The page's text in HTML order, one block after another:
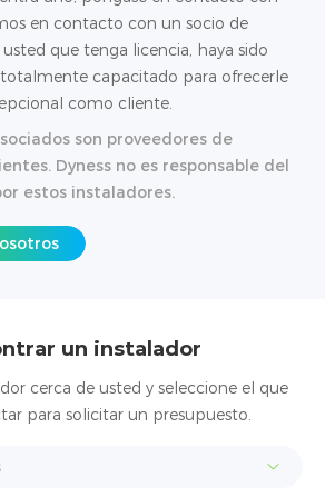
en contacto con un socio de
que tenga licencia, haya sido
capacitado para ofrecerle
como cliente.
son proveedores de
Dyness no es responsable del
estos instaladores.
un instalador
cerca de usted y seleccione el que
para solicitar un presupuesto.